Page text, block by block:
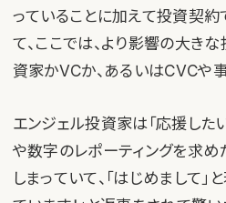
っていることに加えて投資契約
て、ここでは、より影響の大き
資家かVCか、あるいはCVCや
エンジェル投資家は「応援した
や数字のレポーティングを求め
しまっていて、「はじめまして